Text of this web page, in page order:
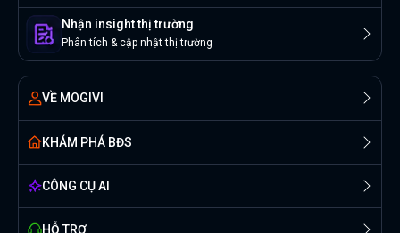
Nhận insight thị trường
Phân tích & cập nhật thị trường
VỀ MOGIVI
KHÁM PHÁ BĐS
CÔNG CỤ AI
HỖ TRỢ